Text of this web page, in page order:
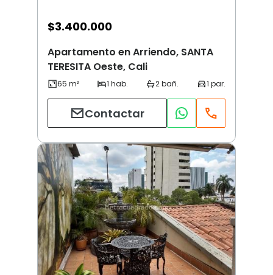
$3.400.000
Apartamento en Arriendo, SANTA
TERESITA Oeste, Cali
Contactar